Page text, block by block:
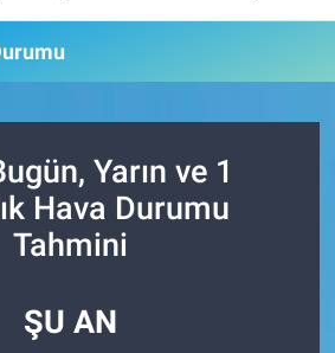
Yarın ve 1
Hava Durumu
Tahmini
ŞU AN
Arşiv